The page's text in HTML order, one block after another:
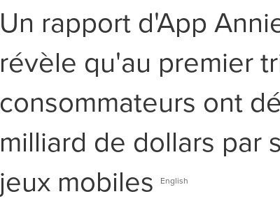
Un rapport d'App
révèle qu'au premier
consommateurs ont
milliard de dollars par
jeux mobiles
English